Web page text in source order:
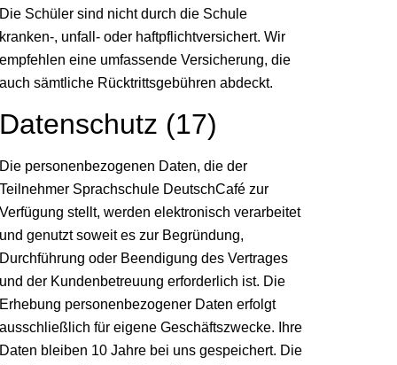
Die Schüler sind nicht durch die Schule
kranken-, unfall- oder haftpflichtversichert. Wir
empfehlen eine umfassende Versicherung, die
auch sämtliche Rücktrittsgebühren abdeckt.
Datenschutz (17)
Die personenbezogenen Daten, die der
Teilnehmer Sprachschule DeutschCafé zur
Verfügung stellt, werden elektronisch verarbeitet
und genutzt soweit es zur Begründung,
Durchführung oder Beendigung des Vertrages
und der Kundenbetreuung erforderlich ist. Die
Erhebung personenbezogener Daten erfolgt
ausschließlich für eigene Geschäftszwecke. Ihre
Daten bleiben 10 Jahre bei uns gespeichert. Die